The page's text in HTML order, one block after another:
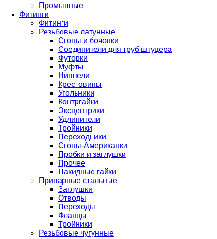
Промывные
Фитинги
Фитинги
Резьбовые латунные
Сгоны и бочонки
Соединители для труб штуцера
Футорки
Муфты
Ниппели
Крестовины
Угольники
Контргайки
Эксцентрики
Удлинители
Тройники
Переходники
Сгоны-Американки
Пробки и заглушки
Прочее
Накидные гайки
Приварные стальные
Заглушки
Отводы
Переходы
Фланцы
Тройники
Резьбовые чугунные